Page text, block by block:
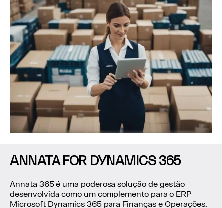
ANNATA FOR DYNAMICS 365
Annata 365 é uma poderosa solução de gestão
desenvolvida como um complemento para o ERP
Microsoft Dynamics 365 para Finanças e Operações.